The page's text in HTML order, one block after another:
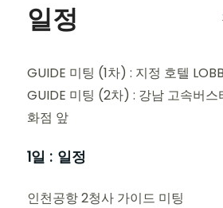
일정
GUIDE 미팅 (1차) : 지정 호텔
GUIDE 미팅 (2차) : 강남 고속버스
화점 앞
1일 : 일정
인천공항 2청사 가이드 미팅